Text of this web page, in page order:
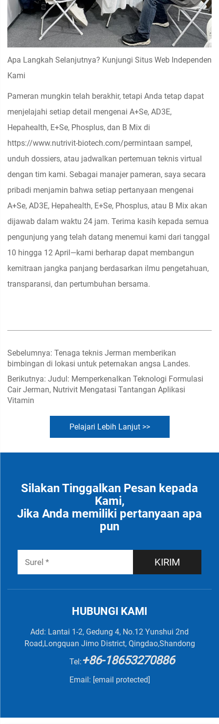
Apa Langkah Selanjutnya? Kunjungi Situs Web Independen
Kami
Pameran mungkin telah berakhir, tetapi Anda tetap dapat
menjelajahi setiap detail mengenai A+Se, AD3E,
Hepahealth, E+Se, Phosplus, dan B Mix di
https://www.nutrivit-biotech.com/permintaan sampel,
unduh dossiers, atau jadwalkan pertemuan teknis virtual
dengan tim kami. Sebagai manajer pameran, saya secara
pribadi menjamin bahwa setiap pertanyaan mengenai
A+Se, AD3E, Hepahealth, E+Se, Phosplus, atau B Mix akan
dijawab dalam waktu 24 jam. Terima kasih kepada semua
pengunjung yang telah datang menemui kami dari tanggal
10 hingga 12 April—kami berharap dapat membangun
kemitraan jangka panjang berdasarkan ilmu pengetahuan,
transparansi, dan pertumbuhan bersama.
Sebelumnya: Tenaga teknis Jerman memberikan
bimbingan di lokasi untuk peternakan angsa Landes.
Berikutnya: Judul: Memperkenalkan Teknologi Formulasi
Cair Jerman, Nutrivit Mengatasi Tantangan Aplikasi
Vitamin
Pelajari Lebih Lanjut >>
Silakan Tinggalkan Pesan kepada
Kami,
Jika Anda memiliki pertanyaan apa
pun
KIRIM
HUBUNGI KAMI
Add: Lantai 1-2, Gedung 4, No.12 Yunshui 2nd
Road,Longquan Jimo District, Qingdao,Shandong
Tel:+86-18653270886
Email: [email protected]